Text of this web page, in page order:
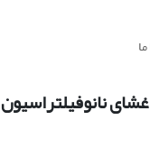
نانوفیلتراسیون